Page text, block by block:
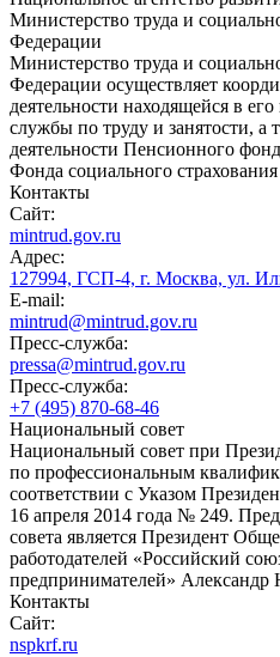
Министерство труда и
Федерации
Министерство труда и
Федерации осуществляет
деятельности находящейся в
службы по труду и занятости, а
деятельности Пенсионного
Фонда социального
Контакты
Сайт:
mintrud.gov.ru
Адрес:
127994, ГСП-4, г. Москва, ул.
E-mail:
mintrud@mintrud.gov.ru
Пресс-служба:
pressa@mintrud.gov.ru
Пресс-служба:
+7 (495) 870-68-46
Национальный совет
Национальный совет при
по профессиональным
соответствии с Указом
16 апреля 2014 года № 249.
совета является Президент
работодателей «Российский
предпринимателей»
Контакты
Сайт:
nspkrf.ru